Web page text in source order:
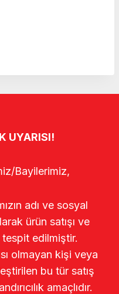
UYARISI!
Bayilerimiz,
adı ve sosyal
ürün satışı ve
tespit edilmiştir.
olmayan kişi veya
bu tür satış
amaçlıdır.